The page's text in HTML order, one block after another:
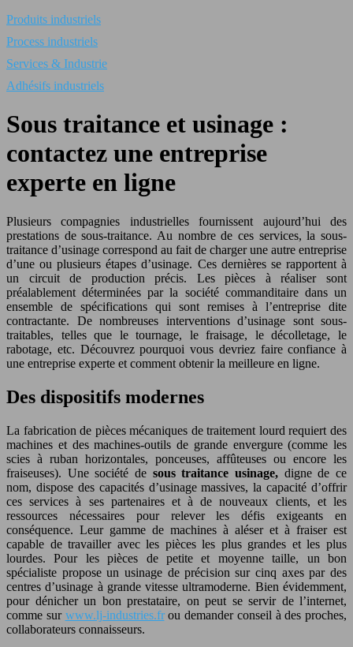
Produits industriels
Process industriels
Services & Industrie
Adhésifs industriels
Sous traitance et usinage :
contactez une entreprise
experte en ligne
Plusieurs compagnies industrielles fournissent aujourd’hui des
prestations de sous-traitance. Au nombre de ces services, la sous-
traitance d’usinage correspond au fait de charger une autre entreprise
d’une ou plusieurs étapes d’usinage. Ces dernières se rapportent à
un circuit de production précis. Les pièces à réaliser sont
préalablement déterminées par la société commanditaire dans un
ensemble de spécifications qui sont remises à l’entreprise dite
contractante. De nombreuses interventions d’usinage sont sous-
traitables, telles que le tournage, le fraisage, le décolletage, le
rabotage, etc. Découvrez pourquoi vous devriez faire confiance à
une entreprise experte et comment obtenir la meilleure en ligne.
Des dispositifs modernes
La fabrication de pièces mécaniques de traitement lourd requiert des
machines et des machines-outils de grande envergure (comme les
scies à ruban horizontales, ponceuses, affûteuses ou encore les
fraiseuses). Une société de sous traitance usinage, digne de ce
nom, dispose des capacités d’usinage massives, la capacité d’offrir
ces services à ses partenaires et à de nouveaux clients, et les
ressources nécessaires pour relever les défis exigeants en
conséquence. Leur gamme de machines à aléser et à fraiser est
capable de travailler avec les pièces les plus grandes et les plus
lourdes. Pour les pièces de petite et moyenne taille, un bon
spécialiste propose un usinage de précision sur cinq axes par des
centres d’usinage à grande vitesse ultramoderne. Bien évidemment,
pour dénicher un bon prestataire, on peut se servir de l’internet,
comme sur www.lj-industries.frou demander conseil à des proches,
collaborateurs connaisseurs.